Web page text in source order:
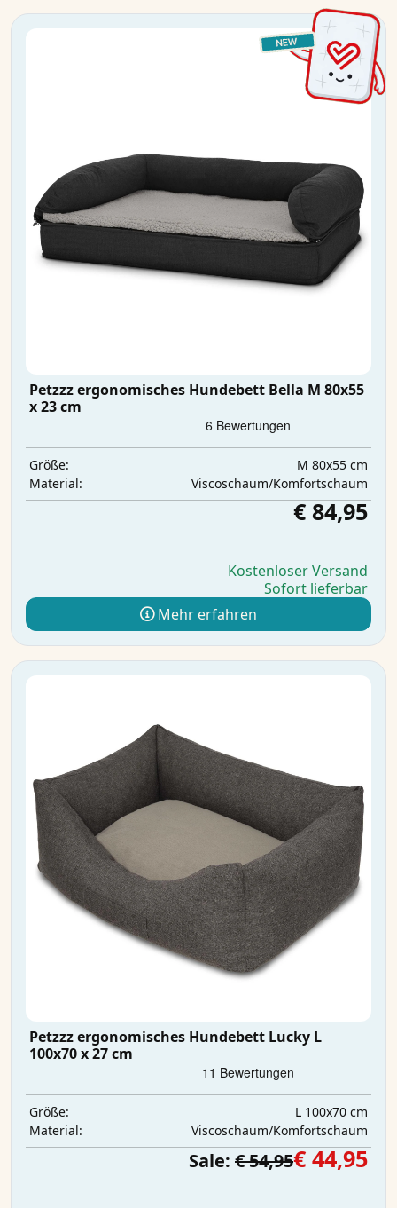
Petzzz ergonomisches Hundebett Bella M 80x55
x 23 cm
Größe:
M 80x55 cm
Material:
Viscoschaum/Komfortschaum
€ 84,95
Kostenloser Versand
Sofort lieferbar
Mehr erfahren
Petzzz ergonomisches Hundebett Lucky L
100x70 x 27 cm
Größe:
L 100x70 cm
Material:
Viscoschaum/Komfortschaum
Sale: € 54,95€ 44,95